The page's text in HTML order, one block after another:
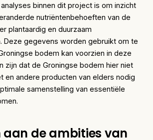
binnen dit project is om inzicht
nutriëntenbehoeften van de
plantaardig en duurzaam
Deze gegevens worden gebruikt om te
bodem kan voorzien in deze
zijn dat de Groningse bodem hier niet
en andere producten van elders nodig
samenstelling van essentiële
aan de ambities van